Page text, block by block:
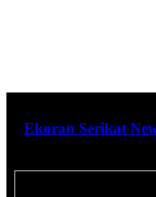
Ekoran Serikat